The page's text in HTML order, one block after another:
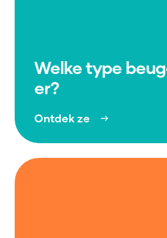
Welke type
er?
Ontdek ze